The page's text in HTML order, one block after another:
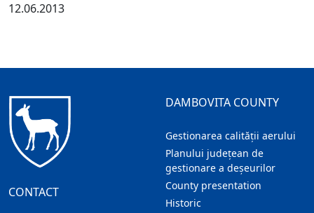
12.06.2013
CONTACT
DAMBOVITA COUNTY
Gestionarea calității aerului
Planului județean de
gestionare a deșeurilor
County presentation
Historic